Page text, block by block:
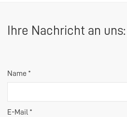
Ihre Nachricht an uns:
Name *
E-Mail *